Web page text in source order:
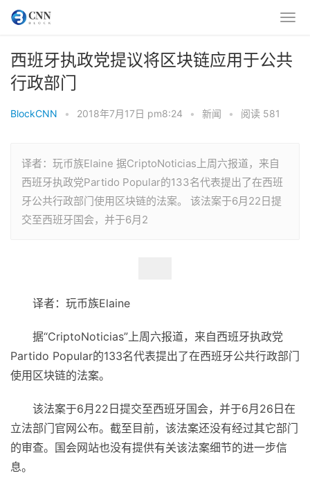
西班牙执政党提议将区块链应用于公共
行政部门
BlockCNN • 2018年7月17日 pm8:24 • 新闻 • 阅读 581
译者：玩币族Elaine 据CriptoNoticias上周六报道，来自
西班牙执政党Partido Popular的133名代表提出了在西班
牙公共行政部门使用区块链的法案。 该法案于6月22日提
交至西班牙国会，并于6月2
译者：玩币族Elaine
据“CriptoNoticias”上周六报道，来自西班牙执政党
Partido Popular的133名代表提出了在西班牙公共行政部门
使用区块链的法案。
该法案于6月22日提交至西班牙国会，并于6月26日在
立法部门官网公布。截至目前，该法案还没有经过其它部门
的审查。国会网站也没有提供有关该法案细节的进一步信
息。